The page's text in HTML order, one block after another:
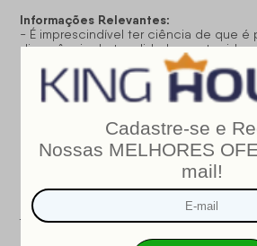
Informações Relevantes:
- É imprescindível ter ciência de que é
divergência de tonalidade nos tecidos
de configurações de monitores/telas
- Não nos responsabilizamos pelo
elevadores, guincho ou içamento
despesa é de responsabilidade do
- Verifique as dimensões do produto,
que o mesmo possa ser transportado
e elevadores;
- Os objetos que decoram a imagem,
- Não nos responsabilizamos pela
- Prestamos assistência somente por
fabricação.